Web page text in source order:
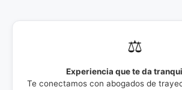
⚖️
Experiencia que te da
Te conectamos con abogados de